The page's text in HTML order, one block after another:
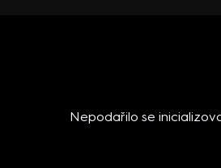
Nepodařilo se